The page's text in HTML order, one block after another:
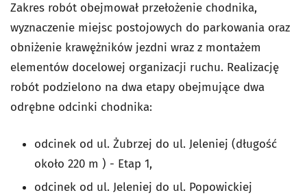
Zakres robót obejmował przełożenie chodnika,
wyznaczenie miejsc postojowych do parkowania oraz
obniżenie krawężników jezdni wraz z montażem
elementów docelowej organizacji ruchu. Realizację
robót podzielono na dwa etapy obejmujące dwa
odrębne odcinki chodnika:
odcinek od ul. Żubrzej do ul. Jeleniej (długość
około 220 m ) - Etap 1,
odcinek od ul. Jeleniej do ul. Popowickiej